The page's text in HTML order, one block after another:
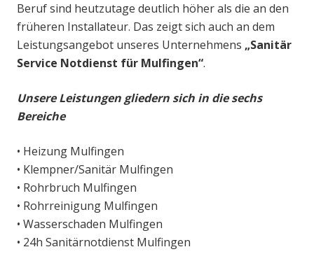
Beruf sind heutzutage deutlich höher als die an den
früheren Installateur. Das zeigt sich auch an dem
Leistungsangebot unseres Unternehmens „Sanitär
Service Notdienst für Mulfingen“.
Unsere Leistungen gliedern sich in die sechs
Bereiche
• Heizung Mulfingen
• Klempner/Sanitär Mulfingen
• Rohrbruch Mulfingen
• Rohrreinigung Mulfingen
• Wasserschaden Mulfingen
• 24h Sanitärnotdienst Mulfingen